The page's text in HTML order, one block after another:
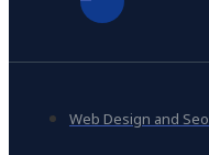
Web Design and Seo